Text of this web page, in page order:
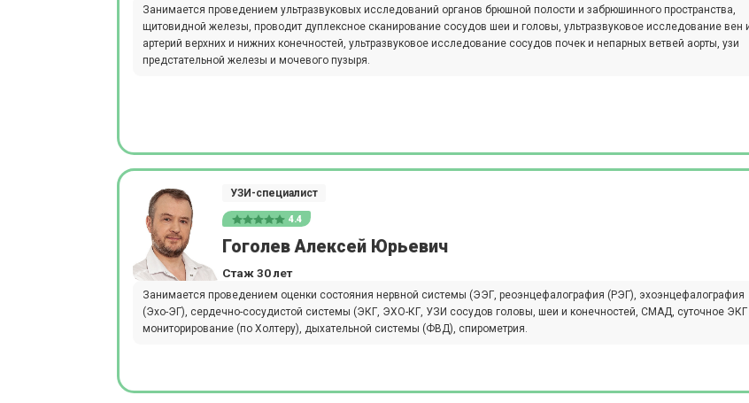
Занимается проведением ультразвуковых исследований органов брюшной полости и забрюшинного пространства,
щитовидной железы, проводит дуплексное сканирование сосудов шеи и головы, ультразвуковое исследование вен
артерий верхних и нижних конечностей, ультразвуковое исследование сосудов почек и непарных ветвей аорты, узи
предстательной железы и мочевого пузыря.
УЗИ-специалист
4.4
Гоголев Алексей Юрьевич
Стаж 30 лет
Занимается проведением оценки состояния нервной системы (ЭЭГ, реоэнцефалография (РЭГ), эхоэнцефалография
(Эхо-ЭГ), сердечно-сосудистой системы (ЭКГ, ЭХО-КГ, УЗИ сосудов головы, шеи и конечностей, СМАД, суточное ЭКГ
мониторирование (по Холтеру), дыхательной системы (ФВД), спирометрия.